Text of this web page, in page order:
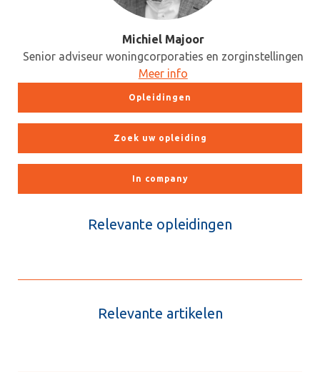
Michiel Majoor
Senior adviseur woningcorporaties en zorginstellingen
Meer info
Opleidingen
Zoek uw opleiding
In company
Relevante opleidingen
Relevante artikelen